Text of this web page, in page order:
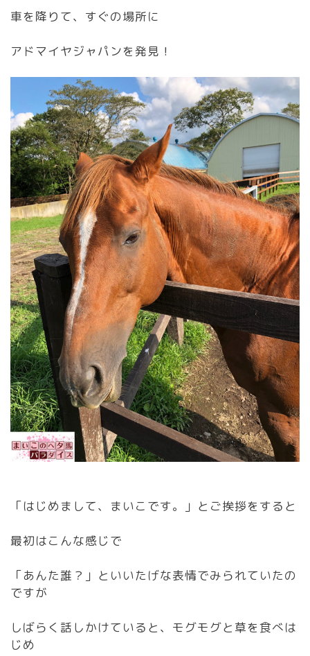
車を降りて、すぐの場所に
アドマイヤジャパンを発見！
「はじめまして、まいこです。」とご挨拶をすると
最初はこんな感じで
「あんた誰？」といいたげな表情でみられていたの
ですが
しばらく話しかけていると、モグモグと草を食べは
じめ